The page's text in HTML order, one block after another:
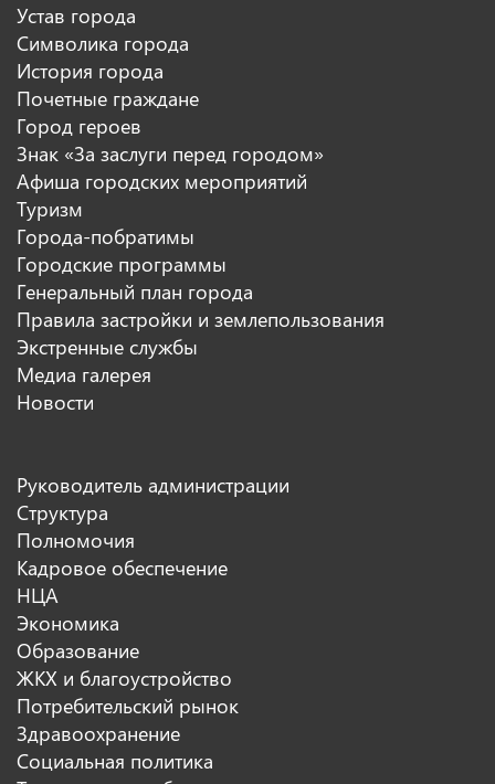
Устав города
Символика города
История города
Почетные граждане
Город героев
Знак «За заслуги перед городом»
Афиша городских мероприятий
Туризм
Города-побратимы
Городские программы
Генеральный план города
Правила застройки и землепользования
Экстренные службы
Медиа галерея
Новости
Руководитель администрации
Структура
Полномочия
Кадровое обеспечение
НЦА
Экономика
Образование
ЖКХ и благоустройство
Потребительский рынок
Здравоохранение
Социальная политика